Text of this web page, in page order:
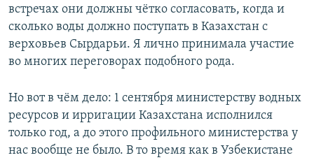
встречах они должны чётко согласовать, когда и
сколько воды должно поступать в Казахстан с
верховьев Сырдарьи. Я лично принимала участие
во многих переговорах подобного рода.
Но вот в чём дело: 1 сентября министерству водных
ресурсов и ирригации Казахстана исполнился
только год, а до этого профильного министерства у
нас вообще не было. В то время как в Узбекистане